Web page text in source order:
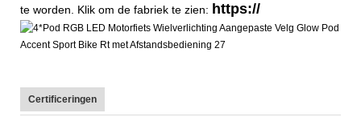
te worden. Klik om de fabriek te zien: https://
Certificeringen